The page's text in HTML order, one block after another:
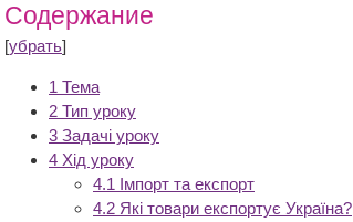
Содержание
[убрать]
1 Тема
2 Тип уроку
3 Задачі уроку
4 Хід уроку
4.1 Імпорт та експорт
4.2 Які товари експортує Україна?